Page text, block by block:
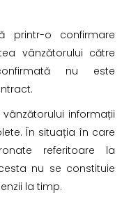
printr-o confirmare
vânzătorului către
nu este
informații
În situația în care
referitoare la
nu se constituie
la timp.